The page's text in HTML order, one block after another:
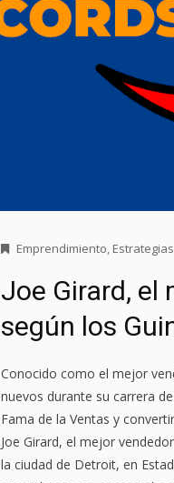
Emprendimiento,
Joe Girard, el
según los
Conocido como el mejor
nuevos durante su carrera
Fama de la Ventas y
Joe Girard, el mejor
la ciudad de Detroit, en